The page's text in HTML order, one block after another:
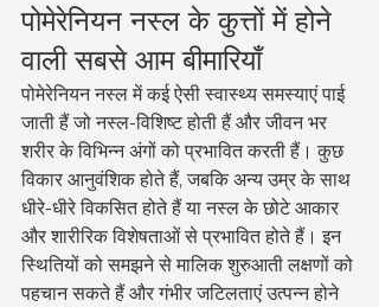
पोमेरेनियन नस्ल के कुत्तों में होने
वाली सबसे आम बीमारियाँ
पोमेरेनियन नस्ल में कई ऐसी स्वास्थ्य समस्याएं पाई
जाती हैं जो नस्ल-विशिष्ट होती हैं और जीवन भर
शरीर के विभिन्न अंगों को प्रभावित करती हैं। कुछ
विकार आनुवंशिक होते हैं, जबकि अन्य उम्र के साथ
धीरे-धीरे विकसित होते हैं या नस्ल के छोटे आकार
और शारीरिक विशेषताओं से प्रभावित होते हैं। इन
स्थितियों को समझने से मालिक शुरुआती लक्षणों को
पहचान सकते हैं और गंभीर जटिलताएं उत्पन्न होने